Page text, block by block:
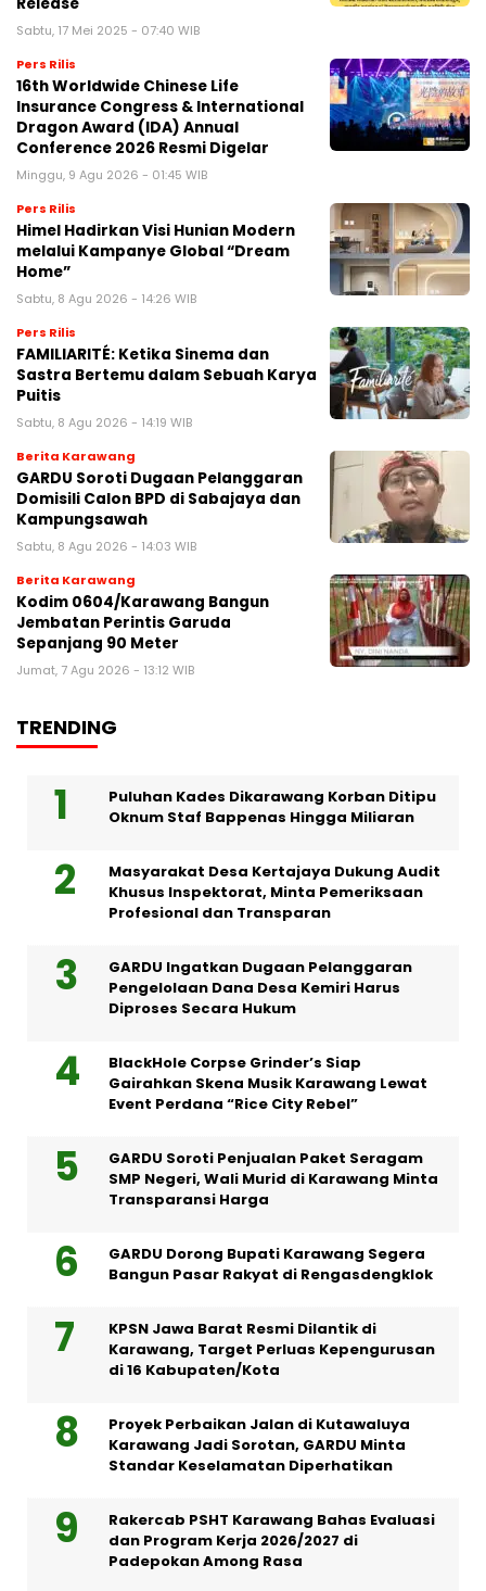
Sabtu, 17 Mei 2025 - 07:40 WIB
Pers Rilis
16th Worldwide Chinese Life
Insurance Congress & International
Dragon Award (IDA) Annual
Conference 2026 Resmi Digelar
Minggu, 9 Agu 2026 - 01:45 WIB
Pers Rilis
Himel Hadirkan Visi Hunian Modern
melalui Kampanye Global “Dream
Home”
Sabtu, 8 Agu 2026 - 14:26 WIB
Pers Rilis
FAMILIARITÉ: Ketika Sinema dan
Sastra Bertemu dalam Sebuah Karya
Puitis
Sabtu, 8 Agu 2026 - 14:19 WIB
Berita Karawang
GARDU Soroti Dugaan Pelanggaran
Domisili Calon BPD di Sabajaya dan
Kampungsawah
Sabtu, 8 Agu 2026 - 14:03 WIB
Berita Karawang
Kodim 0604/Karawang Bangun
Jembatan Perintis Garuda
Sepanjang 90 Meter
Jumat, 7 Agu 2026 - 13:12 WIB
TRENDING
Puluhan Kades Dikarawang Korban Ditipu
Oknum Staf Bappenas Hingga Miliaran
Masyarakat Desa Kertajaya Dukung Audit
Khusus Inspektorat, Minta Pemeriksaan
Profesional dan Transparan
GARDU Ingatkan Dugaan Pelanggaran
Pengelolaan Dana Desa Kemiri Harus
Diproses Secara Hukum
BlackHole Corpse Grinder’s Siap
Gairahkan Skena Musik Karawang Lewat
Event Perdana “Rice City Rebel”
GARDU Soroti Penjualan Paket Seragam
SMP Negeri, Wali Murid di Karawang Minta
Transparansi Harga
GARDU Dorong Bupati Karawang Segera
Bangun Pasar Rakyat di Rengasdengklok
KPSN Jawa Barat Resmi Dilantik di
Karawang, Target Perluas Kepengurusan
di 16 Kabupaten/Kota
Proyek Perbaikan Jalan di Kutawaluya
Karawang Jadi Sorotan, GARDU Minta
Standar Keselamatan Diperhatikan
Rakercab PSHT Karawang Bahas Evaluasi
dan Program Kerja 2026/2027 di
Padepokan Among Rasa